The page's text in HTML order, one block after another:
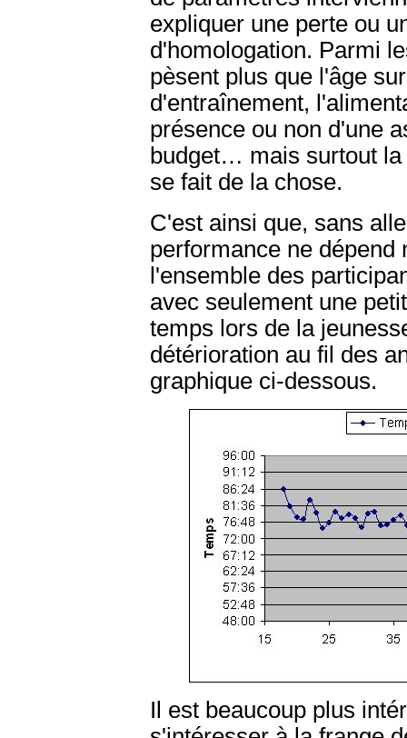
expliquer une perte ou
d'homologation. Parmi
pèsent plus que l'âge
d'entraînement,
présence ou non d'une
budget… mais surtout
se fait de la chose.
C'est ainsi que, sans
performance ne dépend
l'ensemble des
avec seulement une
temps lors de la
détérioration au fil des
graphique ci-dessous.
Il est beaucoup plus